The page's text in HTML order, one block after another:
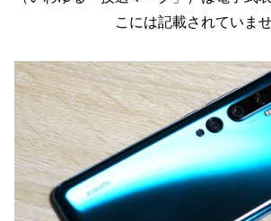
こには記載されていま